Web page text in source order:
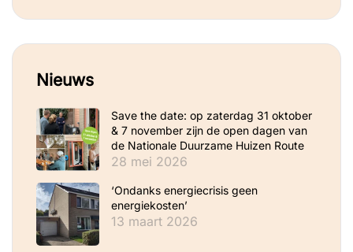
Nieuws
Save the date: op zaterdag 31 oktober
& 7 november zijn de open dagen van
de Nationale Duurzame Huizen Route
28 mei 2026
‘Ondanks energiecrisis geen
energiekosten’
13 maart 2026